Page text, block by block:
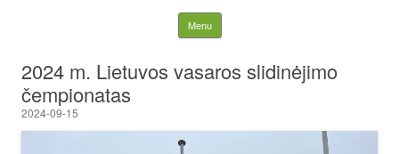
Lietuvos nacionalinė
slidinėjimo asociacija
Menu Skip to content
2024 m. Lietuvos vasaros slidinėjimo
čempionatas
2024-09-15